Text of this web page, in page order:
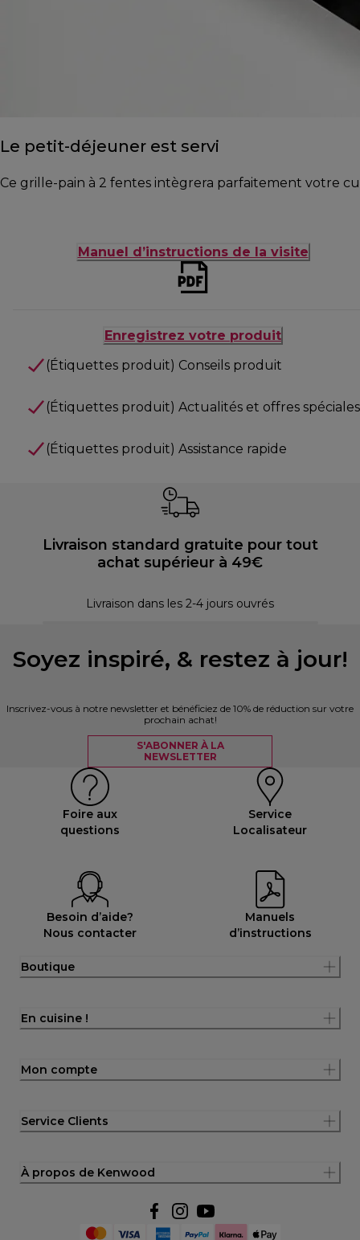
Le petit-déjeuner est servi
Ce grille-pain à 2 fentes intègrera parfaitement votre
Manuel d’instructions de la visite
Enregistrez votre produit
(Étiquettes produit) Conseils produit
(Étiquettes produit) Actualités et offres spéciales
(Étiquettes produit) Assistance rapide
Livraison standard gratuite pour tout
achat supérieur à 49€
Livraison dans les 2-4 jours ouvrés
Soyez inspiré, & restez à jour!
Inscrivez-vous à notre newsletter et bénéficiez de 10% de réduction sur votre
prochain achat!
S'ABONNER À LA
NEWSLETTER
Foire aux
questions
Service
Localisateur
Besoin d’aide?
Nous contacter
Manuels
d’instructions
Boutique
En cuisine !
Mon compte
Service Clients
À propos de Kenwood